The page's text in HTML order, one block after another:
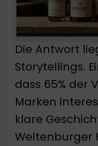
Die Antwort
Storytellings.
dass 65% der
Marken
klare
Weltenburger